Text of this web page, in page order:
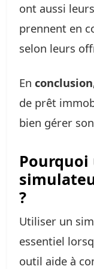
ont aussi
prennent en
selon leurs
En conclusion
de prêt
bien gérer
?
Utiliser un
essentiel
outil aide à